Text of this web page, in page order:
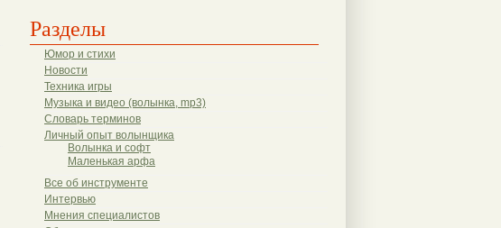
Разделы
Юмор и стихи
Новости
Техника игры
Музыка и видео (волынка, mp3)
Словарь терминов
Личный опыт волынщика
Волынка и софт
Маленькая арфа
Все об инструменте
Интервью
Мнения специалистов